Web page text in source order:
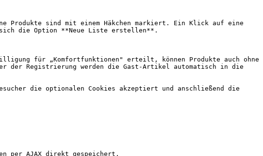
Produkte sind mit einem Häkchen markiert. Ein Klick auf eine
sich die Option **Neue Liste erstellen**.
für „Komfortfunktionen" erteilt, können Produkte auch ohne
der Registrierung werden die Gast-Artikel automatisch in die
die optionalen Cookies akzeptiert und anschließend die
per AJAX direkt gespeichert.